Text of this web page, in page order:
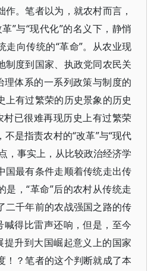
。笔者以为，就农村而言，
”与“现代化”的名义下，静悄
走向传统的“革命”。从农业现
制度到国家、执政党同农民关
理体系的一系列政策与制度的
上有过繁荣的历史景象的历史
已很难再现历史上有过繁荣
是指责农村的“改革”与“现代
，事实上，从比较政治经济学
国最有条件走顺着传统走出传
是，“革命”后的农村从传统走
二千年前的农战强国之路的传
喊得比雷声还响，但是，至今
提升到大国崛起意义上的国家
！？笔者的这个判断就成了本